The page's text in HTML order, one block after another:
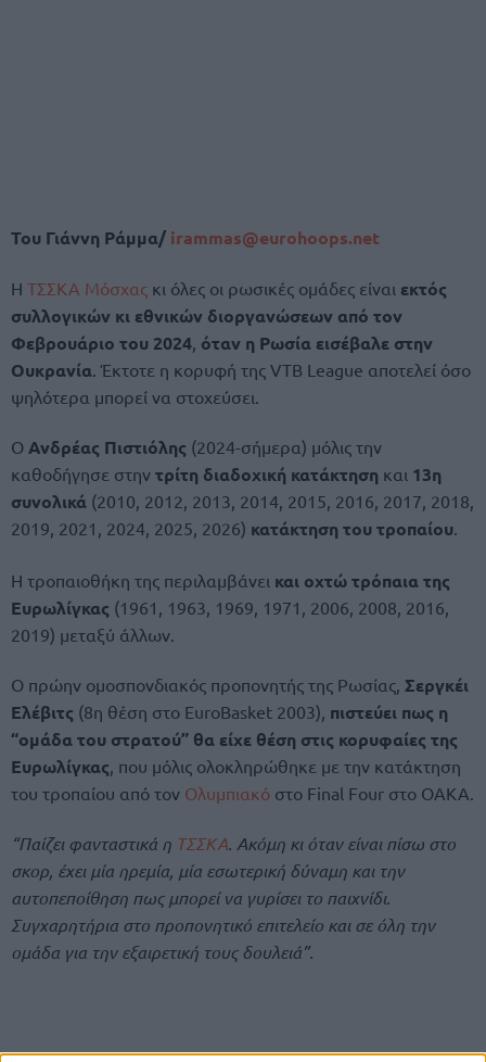
Του Γιάννη Ράμμα/ irammas@eurohoops.net
Η ΤΣΣΚΑ Μόσχας κι όλες οι ρωσικές ομάδες είναι εκτός
συλλογικών κι εθνικών διοργανώσεων από τον
Φεβρουάριο του 2024, όταν η Ρωσία εισέβαλε στην
Ουκρανία. Έκτοτε η κορυφή της VTB League αποτελεί όσο
ψηλότερα μπορεί να στοχεύσει.
Ο Ανδρέας Πιστιόλης (2024-σήμερα) μόλις την
καθοδήγησε στην τρίτη διαδοχική κατάκτηση και 13η
συνολικά (2010, 2012, 2013, 2014, 2015, 2016, 2017, 2018,
2019, 2021, 2024, 2025, 2026) κατάκτηση του τροπαίου.
Η τροπαιοθήκη της περιλαμβάνει και οχτώ τρόπαια της
Ευρωλίγκας (1961, 1963, 1969, 1971, 2006, 2008, 2016,
2019) μεταξύ άλλων.
Ο πρώην ομοσπονδιακός προπονητής της Ρωσίας, Σεργκέι
Ελέβιτς (8η θέση στο EuroBasket 2003), πιστεύει πως η
“ομάδα του στρατού” θα είχε θέση στις κορυφαίες της
Ευρωλίγκας , που μόλις ολοκληρώθηκε με την κατάκτηση
του τροπαίου από τον Ολυμπιακό στο Final Four στο ΟΑΚΑ.
“Παίζει φανταστικά η ΤΣΣΚΑ. Ακόμη κι όταν είναι πίσω στο
σκορ, έχει μία ηρεμία, μία εσωτερική δύναμη και την
αυτοπεποίθηση πως μπορεί να γυρίσει το παιχνίδι.
Συγχαρητήρια στο προπονητικό επιτελείο και σε όλη την
ομάδα για την εξαιρετική τους δουλειά”.